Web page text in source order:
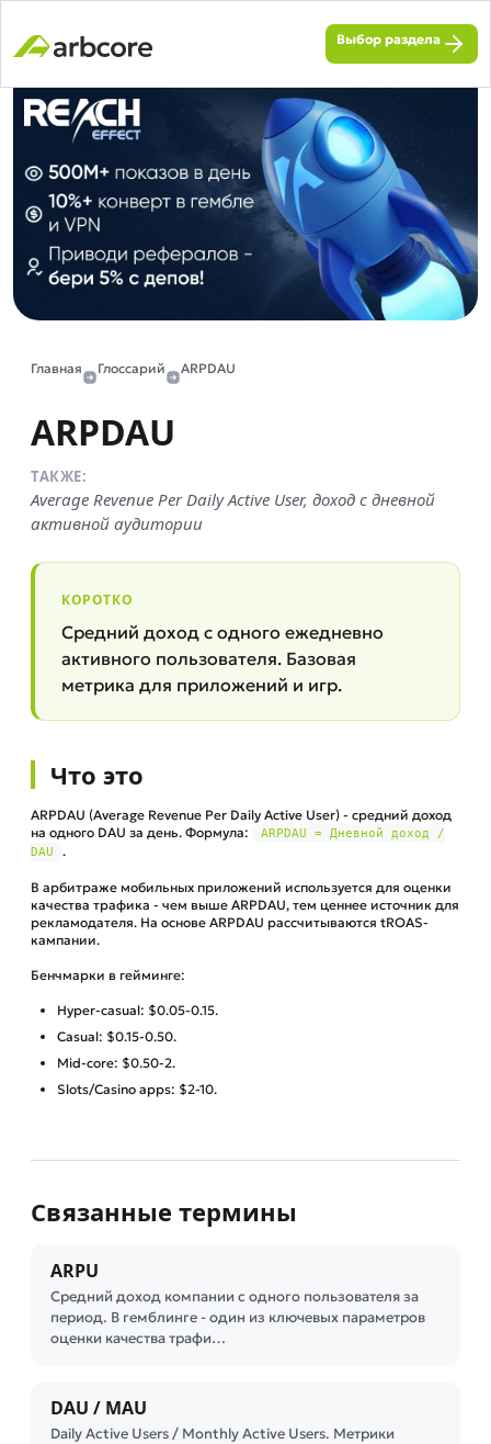
Выбор раздела
Главная Глоссарий ARPDAU
ARPDAU
ТАКЖЕ:
Average Revenue Per Daily Active User, доход с дневной
активной аудитории
КОРОТКО
Средний доход с одного ежедневно
активного пользователя. Базовая
метрика для приложений и игр.
Что это
ARPDAU (Average Revenue Per Daily Active User) - средний доход
на одного DAU за день. Формула:
ARPDAU = Дневной доход /
DAU
.
В арбитраже мобильных приложений используется для оценки
качества трафика - чем выше ARPDAU, тем ценнее источник для
рекламодателя. На основе ARPDAU рассчитываются tROAS-
кампании.
Бенчмарки в гейминге:
Hyper-casual: $0.05-0.15.
Casual: $0.15-0.50.
Mid-core: $0.50-2.
Slots/Casino apps: $2-10.
Связанные термины
ARPU
Средний доход компании с одного пользователя за
период. В гемблинге - один из ключевых параметров
оценки качества трафи…
DAU / MAU
Daily Active Users / Monthly Active Users. Метрики